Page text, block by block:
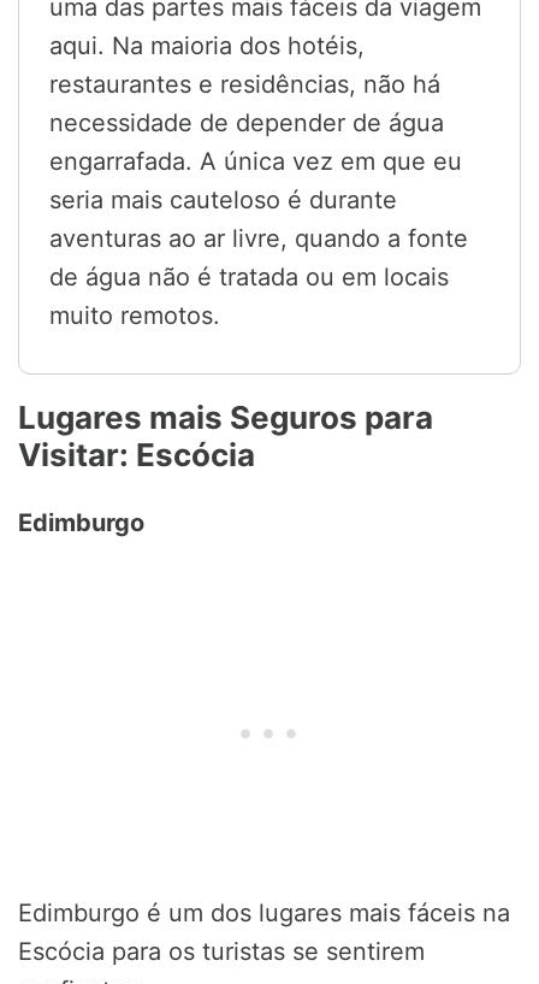
uma das partes mais fáceis da viagem
aqui. Na maioria dos hotéis,
restaurantes e residências, não há
necessidade de depender de água
engarrafada. A única vez em que eu
seria mais cauteloso é durante
aventuras ao ar livre, quando a fonte
de água não é tratada ou em locais
muito remotos.
Lugares mais Seguros para
Visitar: Escócia
Edimburgo
Edimburgo é um dos lugares mais fáceis na
Escócia para os turistas se sentirem